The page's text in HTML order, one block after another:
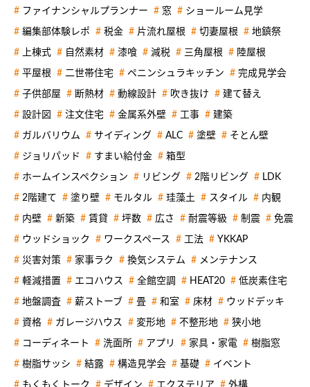
ファイナンシャルプランナー 窓 ショールーム見学
編集部体験レポ 税金 片流れ屋根 切妻屋根 地鎮祭
上棟式 自然素材 漆喰 減税 三角屋根 陸屋根
平屋根 二世帯住宅 ペニンシュラキッチン 完成見学会
子供部屋 断熱材 動線設計 吹き抜け 建て替え
設計図 注文住宅 金属系外壁 工事 建築
ガルバリウム サイディング ALC 塗壁 そとん壁
ジョリパッド すまい給付金 箱型
ホームインスペクション リビング 2階リビング LDK
2階建て 塗り壁 モルタル 珪藻土 スタイル 内観
内壁 新築 賃貸 坪数 広さ 耐震等級 制震 免震
ウッドショック ワークスペース 工法 YKKAP
災害対策 家事ラク 換気システム メンテナンス
軽減措置 エコハウス 全館空調 HEAT20 低炭素住宅
地盤調査 薪ストーブ 畳 和室 床材 ウッドデッキ
資格 ガレージハウス 変形地 不整形地 狭小地
コーディネート 洗面所 アプリ 家具・家電 樹脂窓
樹脂サッシ 結露 構造見学会 基礎 イベント